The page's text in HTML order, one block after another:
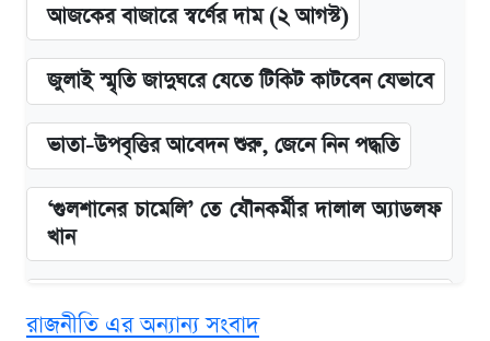
আজকের বাজারে স্বর্ণের দাম (২ আগস্ট)
জুলাই স্মৃতি জাদুঘরে যেতে টিকিট কাটবেন যেভাবে
ভাতা-উপবৃত্তির আবেদন শুরু, জেনে নিন পদ্ধতি
‘গুলশানের চামেলি’ তে যৌনকর্মীর দালাল অ্যাডলফ
খান
দাম ও ফিচার
রাজনীতি এর অন্যান্য সংবাদ